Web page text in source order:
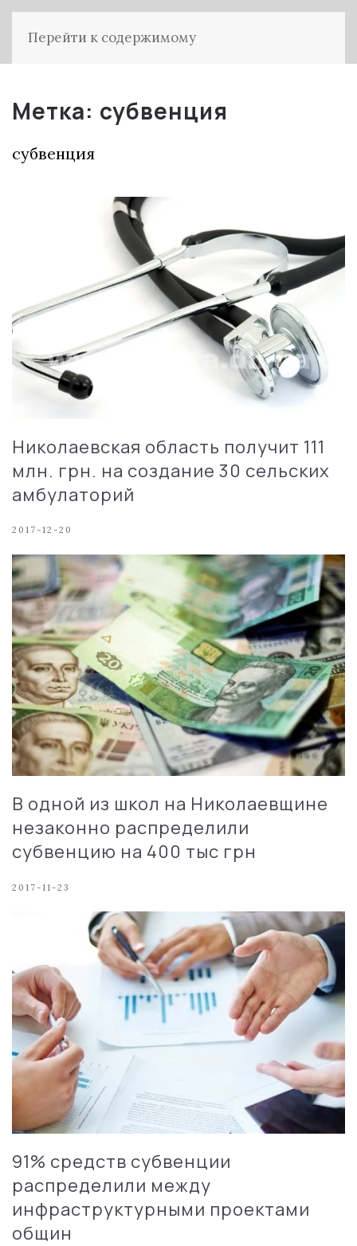
Перейти к содержимому
Метка: субвенция
субвенция
Николаевская область получит 111
млн. грн. на создание 30 сельских
амбулаторий
2017-12-20
В одной из школ на Николаевщине
незаконно распределили
субвенцию на 400 тыс грн
2017-11-23
91% средств субвенции
распределили между
инфраструктурными проектами
общин